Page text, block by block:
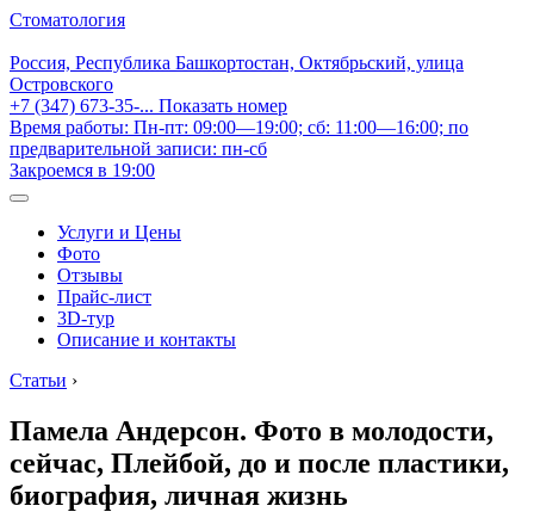
Стоматология
Россия, Республика Башкортостан, Октябрьский, улица
Островского
+7 (347) 673-35-... Показать номер
Время работы: Пн-пт: 09:00—19:00; сб: 11:00—16:00; по
предварительной записи: пн-сб
Закроемся в 19:00
Услуги и Цены
Фото
Отзывы
Прайс-лист
3D-тур
Описание и контакты
Статьи ›
Памела Андерсон. Фото в молодости,
сейчас, Плейбой, до и после пластики,
биография, личная жизнь